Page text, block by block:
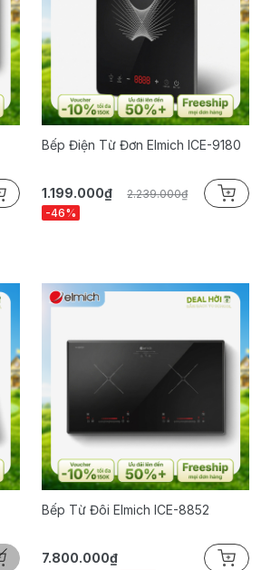
Bếp Điện Từ Đơn Elmich ICE-9180
1.199.000₫
2.239.000₫
-46%
Bếp Từ Đôi Elmich ICE-8852
7.800.000₫